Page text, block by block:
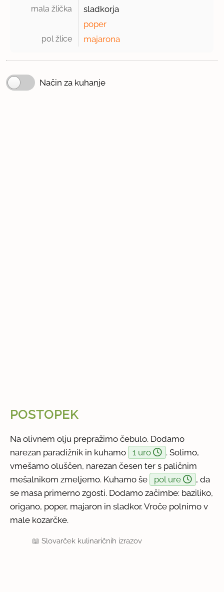
mala žlička
sladkorja
poper
pol žlice majarona
Način za kuhanje
POSTOPEK
Na olivnem olju prepražimo čebulo. Dodamo
narezan paradižnik in kuhamo
1 uro
. Solimo,
vmešamo oluščen, narezan česen ter s paličnim
mešalnikom zmeljemo. Kuhamo še
pol ure
, da
se masa primerno zgosti. Dodamo začimbe: baziliko,
origano, poper, majaron in sladkor. Vroče polnimo v
male kozarčke.
📖Slovarček kulinaričnih izrazov